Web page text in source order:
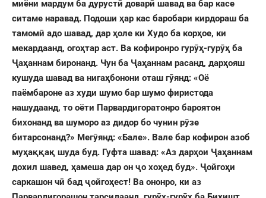
миёни мардум ба дурустӣ доварӣ шавад ва бар касе
ситаме наравад. Подоши ҳар кас баробари кирдораш ба
тамомӣ адо шавад, дар ҳоле ки Худо ба корҳое, ки
мекардаанд, огоҳтар аст. Ва кофиронро гурӯҳ-гурӯҳ ба
Ҷаҳаннам биронанд. Чун ба Ҷаҳаннам расанд, дарҳояш
кушуда шавад ва нигаҳбонони оташ гӯянд: «Оё
паёмбароне аз худи шумо бар шумо фиристода
нашудаанд, то оёти Парвардигоратонро бароятон
бихонанд ва шуморо аз дидор бо чунин рӯзе
битарсонанд?» Мегӯянд: «Бале». Вале бар кофирон азоб
муҳаққақ шуда буд. Гуфта шавад: «Аз дарҳои Ҷаҳаннам
дохил шавед, ҳамеша дар он ҷо хоҳед буд». Ҷойгоҳи
саркашон чӣ бадҷойгоҳест! Ва ононро, ки аз